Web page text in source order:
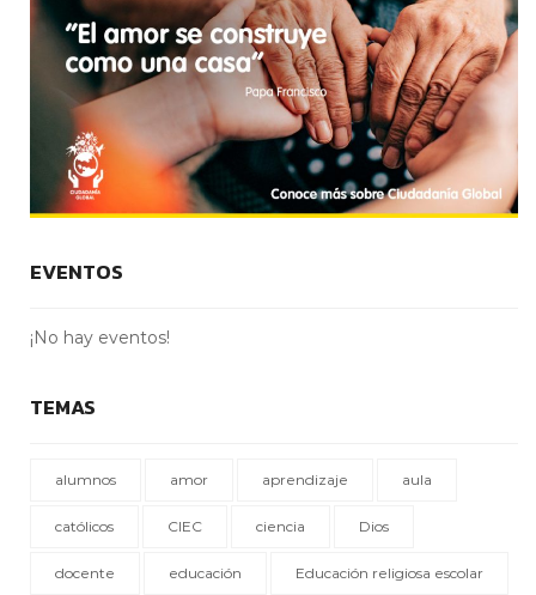
EVENTOS
¡No hay eventos!
TEMAS
alumnos amor aprendizaje aula
católicos CIEC ciencia Dios
docente educación Educación religiosa escolar